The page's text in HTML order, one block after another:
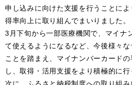
申し込みに向けた支援を行うことに
得率向上に取り組んでまいりました。
3月下旬から一部医療機関で、マイナ
て使えるようになるなど、今後様々
ことを踏まえ、マイナンバーカード
し、取得・活用支援をより積極的に行